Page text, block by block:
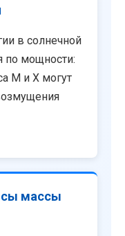
в солнечной
по мощности:
M и X могут
массы